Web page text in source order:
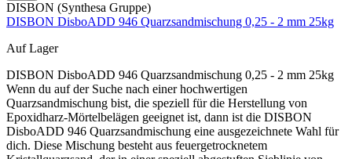
DISBON (Synthesa Gruppe)
DISBON DisboADD 946 Quarzsandmischung 0,25 - 2 mm 25kg
Auf Lager
DISBON DisboADD 946 Quarzsandmischung 0,25 - 2 mm 25kg
Wenn du auf der Suche nach einer hochwertigen
Quarzsandmischung bist, die speziell für die Herstellung von
Epoxidharz-Mörtelbelägen geeignet ist, dann ist die DISBON
DisboADD 946 Quarzsandmischung eine ausgezeichnete Wahl für
dich. Diese Mischung besteht aus feuergetrocknetem